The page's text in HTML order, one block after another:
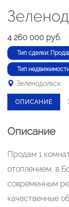
4 260 000 руб.
Тип сделки:
Тип
Зеленодольск
ОПИСАНИЕ
Описание
Продам 1
отоплением, в
современным
качественные